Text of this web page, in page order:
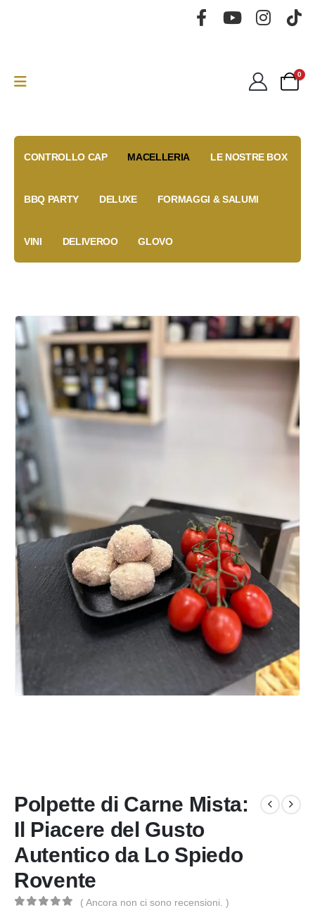
0
CONTROLLO CAP MACELLERIA LE NOSTRE BOX
BBQ PARTY DELUXE FORMAGGI & SALUMI
VINI DELIVEROO GLOVO
Polpette di Carne Mista:
Il Piacere del Gusto
Autentico da Lo Spiedo
Rovente
( Ancora non ci sono recensioni. )